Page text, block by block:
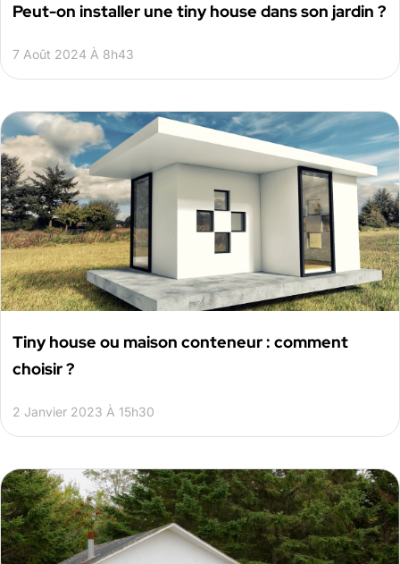
Peut-on installer une tiny house dans son jardin ?
7 Août 2024 À 8h43
Tiny house ou maison conteneur : comment
choisir ?
2 Janvier 2023 À 15h30